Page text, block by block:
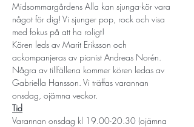
Midsommargårdens Alla kan sjunga-kör vara
något för dig! Vi sjunger pop, rock och visa
med fokus på att ha roligt!
Kören leds av Marit Eriksson och
ackompanjeras av pianist Andreas Norén.
Några av tillfällena kommer kören ledas av
Gabriella Hansson. Vi träffas varannan
onsdag, ojämna veckor.
Tid
Varannan onsdag kl 19.00-20.30 (ojämna